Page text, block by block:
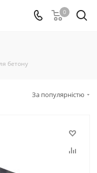
0
бетону
За популярністю